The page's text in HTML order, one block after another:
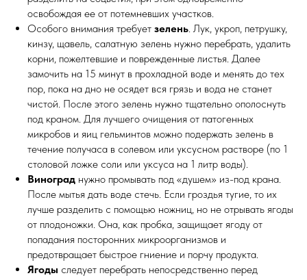
освобождая ее от потемневших участков.
Особого внимания требует зелень. Лук, укроп, петрушку,
кинзу, щавель, салатную зелень нужно перебрать, удалить
корни, пожелтевшие и поврежденные листья. Далее
замочить на 15 минут в прохладной воде и менять до тех
пор, пока на дно не осядет вся грязь и вода не станет
чистой. После этого зелень нужно тщательно ополоснуть
под краном. Для лучшего очищения от патогенных
микробов и яиц гельминтов можно подержать зелень в
течение получаса в солевом или уксусном растворе (по 1
столовой ложке соли или уксуса на 1 литр воды).
Виноград нужно промывать под «душем» из-под крана.
После мытья дать воде стечь. Если гроздья тугие, то их
лучше разделить с помощью ножниц, но не отрывать ягоды
от плодоножки. Она, как пробка, защищает ягоду от
попадания посторонних микроорганизмов и
предотвращает быстрое гниение и порчу продукта.
Ягоды следует перебрать непосредственно перед